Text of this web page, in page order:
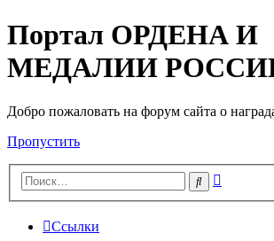
Портал ОРДЕНА И
МЕДАЛИИ
Добро пожаловать на форум сайта о
Пропустить
Поиск
Ссылки